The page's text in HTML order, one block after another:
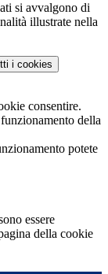
si avvalgono di
illustrate nella
i cookies
consentire.
della
potete
essere
della cookie